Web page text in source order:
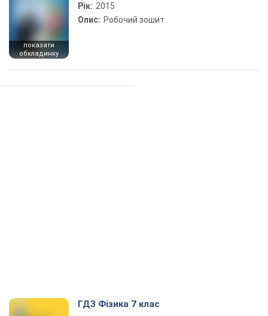
показати
обкладинку
Рік: 2015
Опис: Робочий зошит
ГДЗ Фізика 7 клас